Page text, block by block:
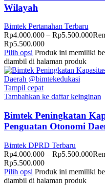
Wilayah
Bimtek Pertanahan Terbaru
Rp4.000.000 – Rp5.500.000
Rp5.500.000
Pilih opsi Produk ini memiliki
diambil di halaman produk
Tampil cepat
Tambahkan ke daftar keinginan
Bimtek Peningkatan
Penguatan Otonomi
Bimtek DPRD Terbaru
Rp4.000.000 – Rp5.500.000
Rp5.500.000
Pilih opsi Produk ini memiliki
diambil di halaman produk